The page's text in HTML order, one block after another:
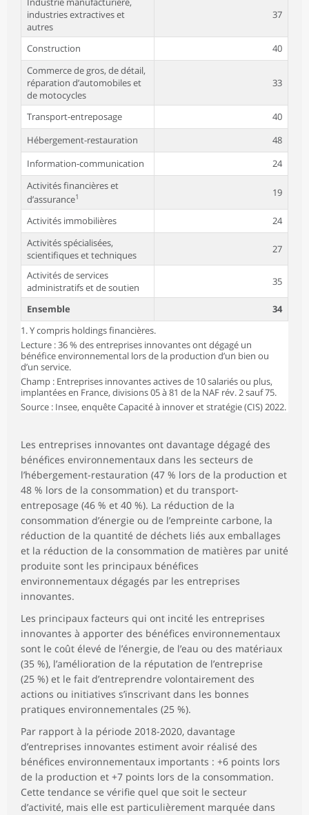
industries extractives et
autres
37
Construction
40
Commerce de gros, de détail,
réparation d’automobiles et
de motocycles
33
Transport-entreposage
40
Hébergement-restauration
48
Information-communication
24
Activités financières et
d’assurance1 19
Activités immobilières
24
Activités spécialisées,
scientifiques et techniques
27
Activités de services
administratifs et de soutien
35
Ensemble
34
1. Y compris holdings financières.
Lecture : 36 % des entreprises innovantes ont dégagé un
bénéfice environnemental lors de la production d’un bien ou
d’un service.
Champ : Entreprises innovantes actives de 10 salariés ou plus,
implantées en France, divisions 05 à 81 de la NAF rév. 2 sauf 75.
Source : Insee, enquête Capacité à innover et stratégie (CIS) 2022.
Les entreprises innovantes ont davantage dégagé des
bénéfices environnementaux dans les secteurs de
l’hébergement-restauration (47 % lors de la production et
48 % lors de la consommation) et du transport-
entreposage (46 % et 40 %). La réduction de la
consommation d’énergie ou de l’empreinte carbone, la
réduction de la quantité de déchets liés aux emballages
et la réduction de la consommation de matières par unité
produite sont les principaux bénéfices
environnementaux dégagés par les entreprises
innovantes.
Les principaux facteurs qui ont incité les entreprises
innovantes à apporter des bénéfices environnementaux
sont le coût élevé de l’énergie, de l’eau ou des matériaux
(35 %), l’amélioration de la réputation de l’entreprise
(25 %) et le fait d’entreprendre volontairement des
actions ou initiatives s’inscrivant dans les bonnes
pratiques environnementales (25 %).
Par rapport à la période 2018-2020, davantage
d’entreprises innovantes estiment avoir réalisé des
bénéfices environnementaux importants : +6 points lors
de la production et +7 points lors de la consommation.
Cette tendance se vérifie quel que soit le secteur
d’activité, mais elle est particulièrement marquée dans